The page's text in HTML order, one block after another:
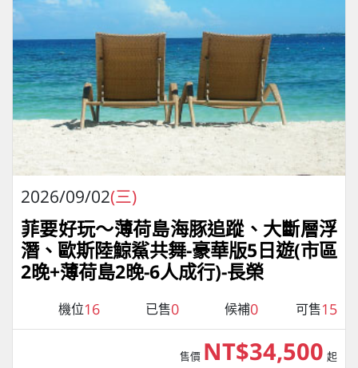
2026/09/02(三)
菲要好玩～薄荷島海豚追蹤、大斷層浮
潛、歐斯陸鯨鯊共舞-豪華版5日遊(市區
2晚+薄荷島2晚-6人成行)-長榮
機位16 已售0 候補0 可售15
售價 NT$34,500 起